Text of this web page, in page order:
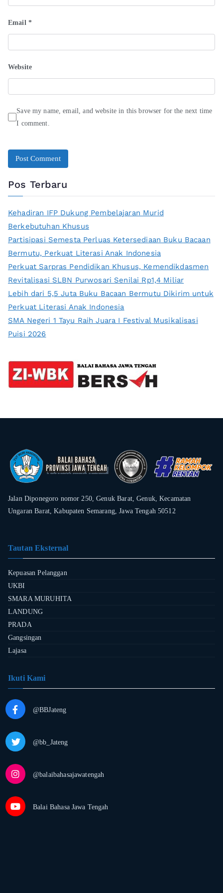
Email *
Website
Save my name, email, and website in this browser for the next time
I comment.
Pos Terbaru
Kehadiran IFP Dukung Pembelajaran Murid
Berkebutuhan Khusus
Partisipasi Semesta Perluas Ketersediaan Buku Bacaan
Bermutu, Perkuat Literasi Anak Indonesia
Perkuat Sarpras Pendidikan Khusus, Kemendikdasmen
Revitalisasi SLBN Purwosari Senilai Rp1,4 Miliar
Lebih dari 5,5 Juta Buku Bacaan Bermutu Dikirim untuk
Perkuat Literasi Anak Indonesia
SMA Negeri 1 Tayu Raih Juara I Festival Musikalisasi
Puisi 2026
Jalan Diponegoro nomor 250, Genuk Barat, Genuk, Kecamatan
Ungaran Barat, Kabupaten Semarang, Jawa Tengah 50512
Tautan Eksternal
Kepuasan Pelanggan
UKBI
SMARA MURUHITA
LANDUNG
PRADA
Gangsingan
Lajasa
Ikuti Kami
@BBJateng
@bb_Jateng
@balaibahasajawatengah
Balai Bahasa Jawa Tengah